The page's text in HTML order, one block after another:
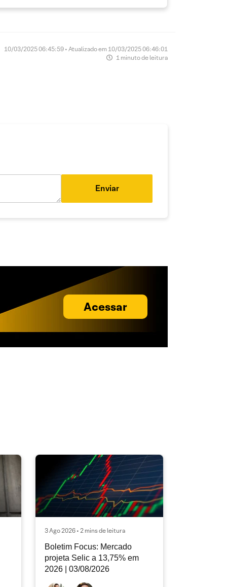
10/03/2025 06:45:59 • Atualizado em 10/03/2025 06:46:01
1 minuto de leitura
Enviar
Acessar
3 Ago 2026 • 2 mins de leitura
Boletim Focus: Mercado
projeta Selic a 13,75% em
2026 | 03/08/2026